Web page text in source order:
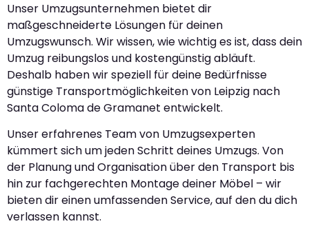
Unser Umzugsunternehmen bietet dir
maßgeschneiderte Lösungen für deinen
Umzugswunsch. Wir wissen, wie wichtig es ist, dass dein
Umzug reibungslos und kostengünstig abläuft.
Deshalb haben wir speziell für deine Bedürfnisse
günstige Transportmöglichkeiten von Leipzig nach
Santa Coloma de Gramanet entwickelt.
Unser erfahrenes Team von Umzugsexperten
kümmert sich um jeden Schritt deines Umzugs. Von
der Planung und Organisation über den Transport bis
hin zur fachgerechten Montage deiner Möbel – wir
bieten dir einen umfassenden Service, auf den du dich
verlassen kannst.